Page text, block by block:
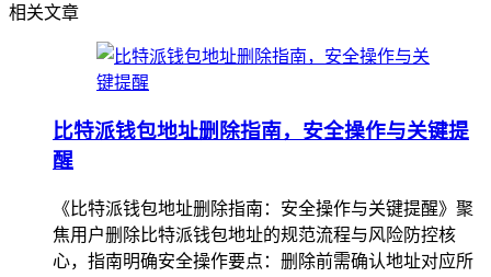
相关文章
比特派钱包地址删除指南，安全操作与关键提
醒
《比特派钱包地址删除指南：安全操作与关键提醒》聚
焦用户删除比特派钱包地址的规范流程与风险防控核
心，指南明确安全操作要点：删除前需确认地址对应所